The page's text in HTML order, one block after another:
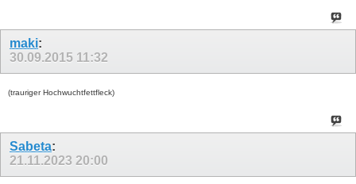
maki:
30.09.2015 11:32
(trauriger Hochwuchtfettfleck)
Sabeta:
21.11.2023 20:00